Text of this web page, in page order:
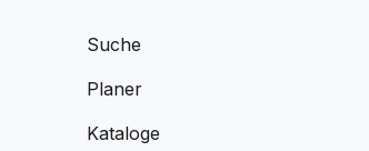
Suche
Planer
Kataloge